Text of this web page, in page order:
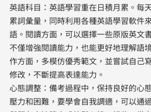
英語科目：英語學習重在日積月累。每
累詞彙量，同時利用各種英語學習軟件
語。閱讀方面，可以選擇一些原版英文
不僅增強閱讀能力，也能更好地理解語
作方面，多模仿優秀範文，並嘗試自己
修改，不斷提高表達能力。
心態調整：備考過程中，保持良好的心
壓力和困難，要學會自我調適，可以通